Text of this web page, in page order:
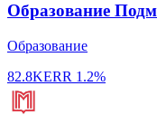
Образование
Образование
82.8KERR 1.2%